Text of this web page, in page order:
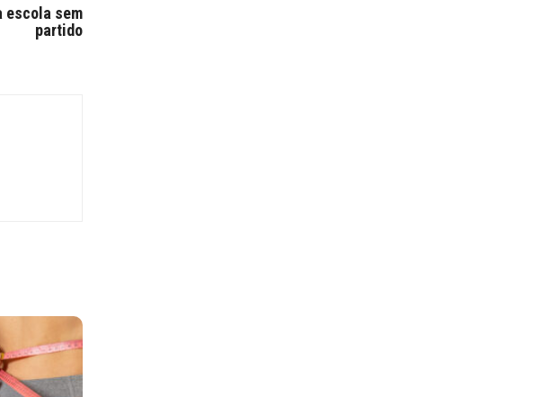
escola sem
partido